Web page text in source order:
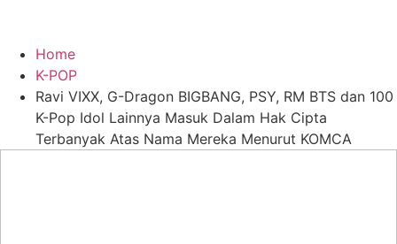
Home
K-POP
Ravi VIXX, G-Dragon BIGBANG, PSY, RM BTS dan 100
K-Pop Idol Lainnya Masuk Dalam Hak Cipta
Terbanyak Atas Nama Mereka Menurut KOMCA